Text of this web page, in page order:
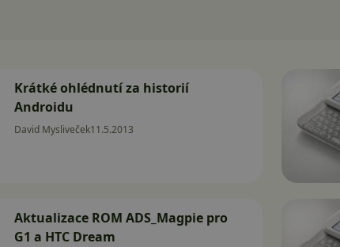
Krátké ohlédnutí za historií
Androidu
David Mysliveček11.5.2013
Aktualizace ROM ADS_Magpie pro
G1 a HTC Dream